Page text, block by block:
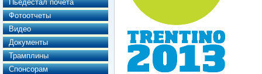
Пьедестал почета
Фотоотчеты
Видео
Документы
Трамплины
Спонсорам